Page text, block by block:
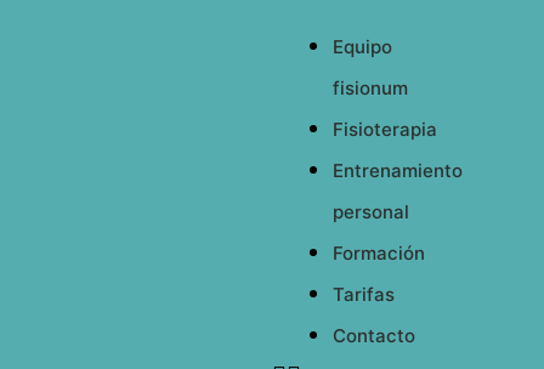
Equipo
fisionum
Fisioterapia
Entrenamiento
personal
Formación
Tarifas
Contacto